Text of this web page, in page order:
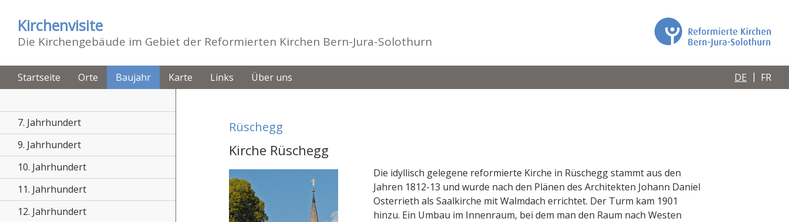
Kirchenvisite
Die Kirchengebäude im Gebiet der Reformierten Kirchen Bern-Jura-Solothurn
Startseite Orte Baujahr Karte Links Über uns DE FR
7. Jahrhundert
9. Jahrhundert
10. Jahrhundert
11. Jahrhundert
12. Jahrhundert
Rüschegg
Kirche Rüschegg
Die idyllisch gelegene reformierte Kirche in Rüschegg stammt aus den
Jahren 1812-13 und wurde nach den Plänen des Architekten Johann Daniel
Osterrieth als Saalkirche mit Walmdach errichtet. Der Turm kam 1901
hinzu. Ein Umbau im Innenraum, bei dem man den Raum nach Westen